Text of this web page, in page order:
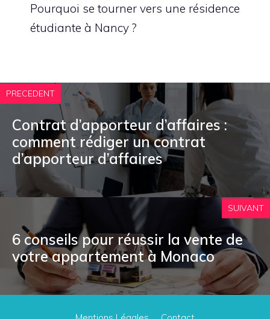
Pourquoi se tourner vers une résidence
étudiante à Nancy ?
PRECEDENT
Contrat d’apporteur d’affaires :
comment rédiger un contrat
d’apporteur d’affaires
SUIVANT
6 conseils pour réussir la vente de
votre appartement à Monaco